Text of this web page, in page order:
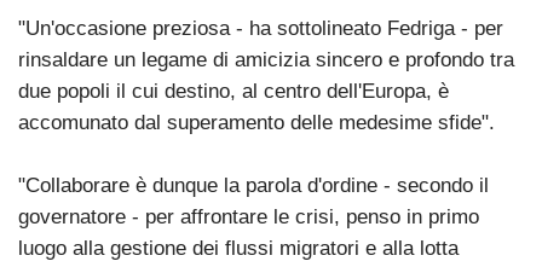
"Un'occasione preziosa - ha sottolineato Fedriga - per
rinsaldare un legame di amicizia sincero e profondo tra
due popoli il cui destino, al centro dell'Europa, è
accomunato dal superamento delle medesime sfide".
"Collaborare è dunque la parola d'ordine - secondo il
governatore - per affrontare le crisi, penso in primo
luogo alla gestione dei flussi migratori e alla lotta